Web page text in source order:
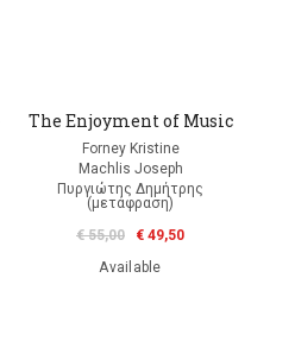
The Enjoyment of Music
Forney Kristine
Machlis Joseph
Πυργιώτης Δημήτρης
(μετάφραση)
€ 55,00
€ 49,50
Available